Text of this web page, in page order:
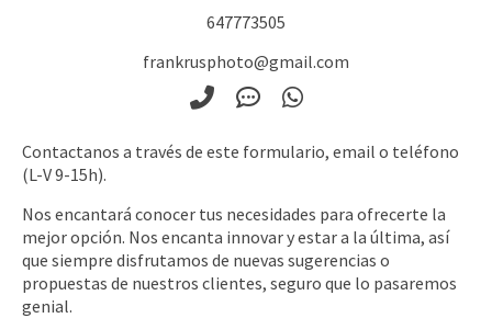
647773505
frankrusphoto@gmail.com
Contactanos a través de este formulario, email o teléfono
(L-V 9-15h).
Nos encantará conocer tus necesidades para ofrecerte la
mejor opción. Nos encanta innovar y estar a la última, así
que siempre disfrutamos de nuevas sugerencias o
propuestas de nuestros clientes, seguro que lo pasaremos
genial.